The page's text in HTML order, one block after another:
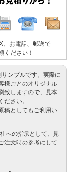
、お電話、郵送で
ください！
ンプルです。実際に
様ごとのオリジナル
致しますので、見本
ださい。
稿としてもご利用い
への指示として、見
注文時の参考にして